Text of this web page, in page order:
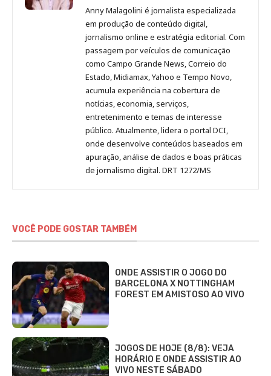
Malagolini
no
Pinterest
Malagolini
no
LinkedIn
Malagolini
no
Instagram
Malagolini
no
Facebook
de
Anny
Malagolini
Anny Malagolini é jornalista especializada
em produção de conteúdo digital,
jornalismo online e estratégia editorial. Com
passagem por veículos de comunicação
como Campo Grande News, Correio do
Estado, Midiamax, Yahoo e Tempo Novo,
acumula experiência na cobertura de
notícias, economia, serviços,
entretenimento e temas de interesse
público. Atualmente, lidera o portal DCI,
onde desenvolve conteúdos baseados em
apuração, análise de dados e boas práticas
de jornalismo digital. DRT 1272/MS
VOCÊ PODE GOSTAR TAMBÉM
ONDE ASSISTIR O JOGO DO
BARCELONA X NOTTINGHAM
FOREST EM AMISTOSO AO VIVO
JOGOS DE HOJE (8/8): VEJA
HORÁRIO E ONDE ASSISTIR AO
VIVO NESTE SÁBADO